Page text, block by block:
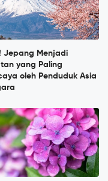
Jepang Menjadi
yang Paling
oleh Penduduk Asia